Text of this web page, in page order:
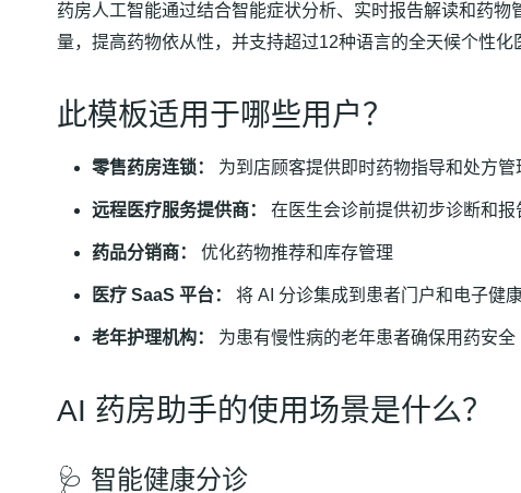
药房人工智能通过结合智能症状分析、实时报告解读和药
量，提高药物依从性，并支持超过12种语言的全天候个性化
此模板适用于哪些用户？
零售药房连锁： 为到店顾客提供即时药物指导和处方管
远程医疗服务提供商： 在医生会诊前提供初步诊断和报
药品分销商： 优化药物推荐和库存管理
医疗 SaaS 平台： 将 AI 分诊集成到患者门户和电子健
老年护理机构： 为患有慢性病的老年患者确保用药安全
AI 药房助手的使用场景是什么？
🩺 智能健康分诊